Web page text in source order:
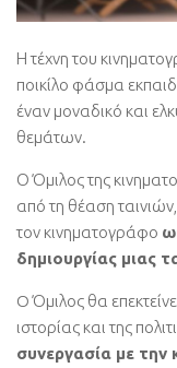
Η τέχνη του
ποικίλο φάσμα
έναν μοναδικό και
θεμάτων.
Ο Όμιλος της
από τη θέαση
τον κινηματογράφο
δημιουργίας μιας
O Όμιλος θα
ιστορίας και της
συνεργασία με